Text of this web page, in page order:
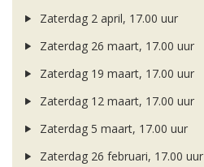
Zaterdag 2 april, 17.00 uur
Zaterdag 26 maart, 17.00 uur
Zaterdag 19 maart, 17.00 uur
Zaterdag 12 maart, 17.00 uur
Zaterdag 5 maart, 17.00 uur
Zaterdag 26 februari, 17.00 uur